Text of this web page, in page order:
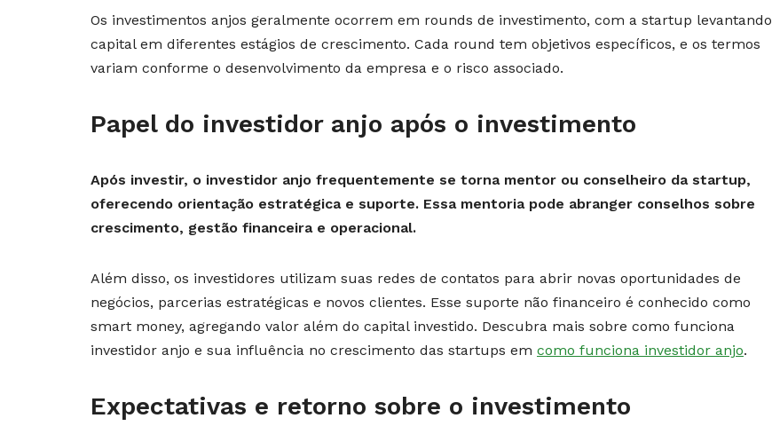
Os investimentos anjos geralmente ocorrem em rounds de investimento, com a startup levantando
capital em diferentes estágios de crescimento. Cada round tem objetivos específicos, e os termos
variam conforme o desenvolvimento da empresa e o risco associado.
Papel do investidor anjo após o investimento
Após investir, o investidor anjo frequentemente se torna mentor ou conselheiro da startup,
oferecendo orientação estratégica e suporte. Essa mentoria pode abranger conselhos sobre
crescimento, gestão financeira e operacional.
Além disso, os investidores utilizam suas redes de contatos para abrir novas oportunidades de
negócios, parcerias estratégicas e novos clientes. Esse suporte não financeiro é conhecido como
smart money, agregando valor além do capital investido. Descubra mais sobre como funciona
investidor anjo e sua influência no crescimento das startups em como funciona investidor anjo.
Expectativas e retorno sobre o investimento